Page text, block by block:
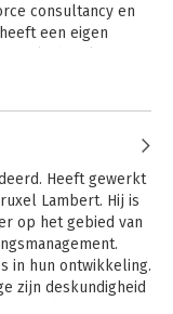
consultancy en
een eigen
was hij
Tevens is Gert
Executive
(ELF) dat een
docenten
Heeft gewerkt
Lambert. Hij is
op het gebied van
in hun ontwikkeling.
zijn deskundigheid